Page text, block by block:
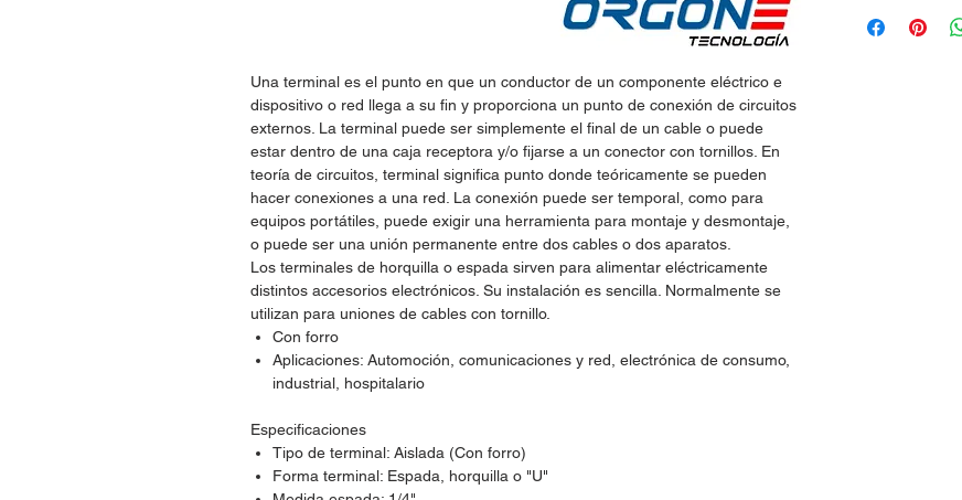
Una terminal es el punto en que un conductor de un componente eléctrico e
dispositivo o red llega a su fin y proporciona un punto de conexión de circuitos
externos. La terminal puede ser simplemente el final de un cable o puede
estar dentro de una caja receptora y/o fijarse a un conector con tornillos. En
teoría de circuitos, terminal significa punto donde teóricamente se pueden
hacer conexiones a una red. La conexión puede ser temporal, como para
equipos portátiles, puede exigir una herramienta para montaje y desmontaje,
o puede ser una unión permanente entre dos cables o dos aparatos.
Los terminales de horquilla o espada sirven para alimentar eléctricamente
distintos accesorios electrónicos. Su instalación es sencilla. Normalmente se
utilizan para uniones de cables con tornillo.
Con forro
Aplicaciones: Automoción, comunicaciones y red, electrónica de consumo,
industrial, hospitalario
Especificaciones
Tipo de terminal: Aislada (Con forro)
Forma terminal: Espada, horquilla o "U"